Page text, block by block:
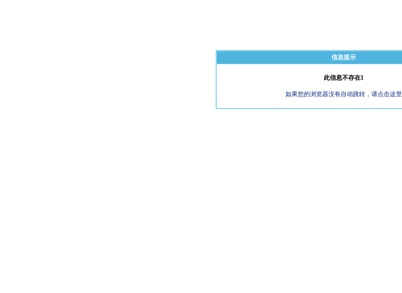
信息提示
此信息不存在1
如果您的浏览器没有自动跳转，请点击这里